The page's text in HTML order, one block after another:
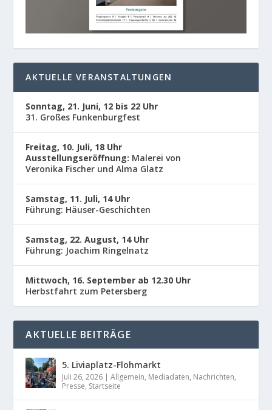
AKTUELLE VERANSTALTUNGEN
Sonntag, 21. Juni, 12 bis 22 Uhr
31. Großes Funkenburgfest
Freitag, 10. Juli, 18 Uhr
Ausstellungseröffnung: Malerei von
Veronika Fischer und Alma Glatz
Samstag, 11. Juli, 14 Uhr
Führung: Häuser-Geschichten
Samstag, 22. August, 14 Uhr
Führung: Joachim Ringelnatz
Mittwoch, 16. September ab 12.30 Uhr
Herbstfahrt zum Petersberg
AKTUELLE BEITRÄGE
5. Liviaplatz-Flohmarkt
Juli 26, 2026 |Allgemein, Mediadaten, Nachrichten,
Presse, Startseite